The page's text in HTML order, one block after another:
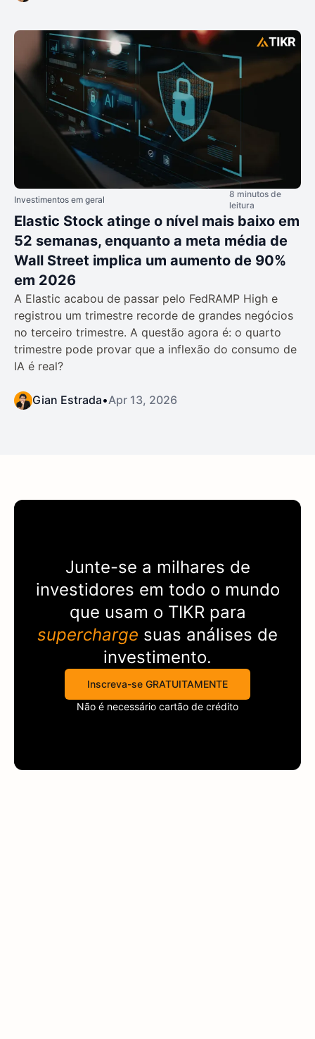
Investimentos em geral
8 minutos de
leitura
Elastic Stock atinge o nível mais baixo em
52 semanas, enquanto a meta média de
Wall Street implica um aumento de 90%
em 2026
A Elastic acabou de passar pelo FedRAMP High e
registrou um trimestre recorde de grandes negócios
no terceiro trimestre. A questão agora é: o quarto
trimestre pode provar que a inflexão do consumo de
IA é real?
Gian Estrada•Apr 13, 2026
Junte-se a milhares de
investidores em todo o mundo
que usam o TIKR para
supercharge suas análises de
investimento.
Inscreva-se GRATUITAMENTE
Não é necessário cartão de crédito